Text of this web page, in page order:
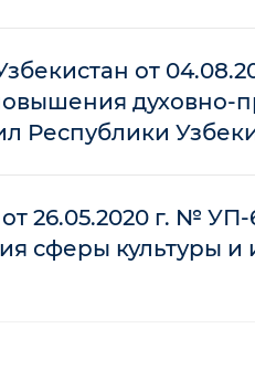
от
духовно-
Республики
26.05.2020 г. №
культуры и